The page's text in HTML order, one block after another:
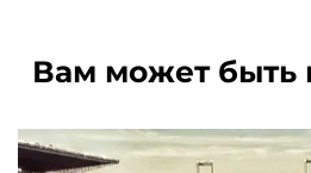
Вам может быть